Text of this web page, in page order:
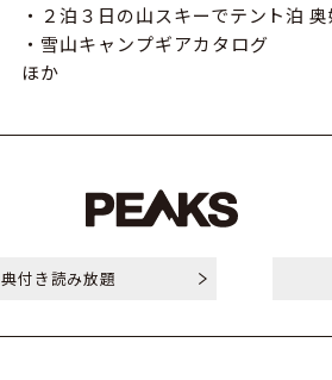
・２泊３日の山スキーでテント泊
・雪山キャンプギアカタログ
ほか
付き読み放題